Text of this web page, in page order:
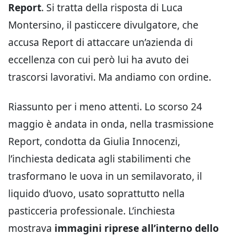
Report. Si tratta della risposta di Luca
Montersino, il pasticcere divulgatore, che
accusa Report di attaccare un’azienda di
eccellenza con cui però lui ha avuto dei
trascorsi lavorativi. Ma andiamo con ordine.
Riassunto per i meno attenti. Lo scorso 24
maggio è andata in onda, nella trasmissione
Report, condotta da Giulia Innocenzi,
l’inchiesta dedicata agli stabilimenti che
trasformano le uova in un semilavorato, il
liquido d’uovo, usato soprattutto nella
pasticceria professionale. L’inchiesta
mostrava immagini riprese all’interno dello